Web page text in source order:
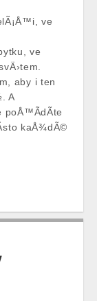
ve
ve
aby i ten
A
poÅ™Ã­dÃ­te
kaÅ¾dÃ©